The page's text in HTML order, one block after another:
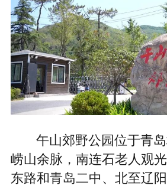
午山郊野公园位于青
崂山余脉，南连石老人观
东路和青岛二中、北至辽